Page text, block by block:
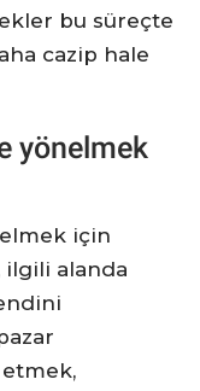
bu süreçte
cazip hale
yönelmek
için
alanda